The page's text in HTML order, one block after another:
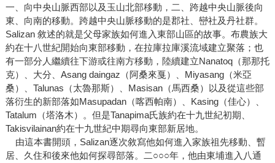
一、向中央山脈西部以及玉山北部移動，二、跨越中央山脈後向
東、向南的移動。跨越中央山脈移動的是郡社、巒社及丹社群。
Salizan 敘述的就是父母家族如何進入東部山區的故事。布農族大
約在十八世紀開始向東部移動，在拉庫拉庫溪流域建立聚落；也
有一部分人繼續往下游或往南方移動，陸續建立Nanatoq（那那托
克）、大分、Asang daingaz（阿桑來戛）、Miyasang（米亞
桑）、Talunas（太魯那斯）、Masisan（馬西桑）以及從這些部
落衍生的新部落如Masupadan（喀西帕南）、Kasing（佳心）、
Tatalum（塔洛木）。但是Tanapima氏族約在十九世紀初期、
Takisvilainan約在十九世紀中期尋向東部新居地。
由這本書開頭，Salizan逐次敘寫他如何進入家族祖先移動、暫
居、久住和後來他如何探尋部落。二○○○年，他由東埔進入八通